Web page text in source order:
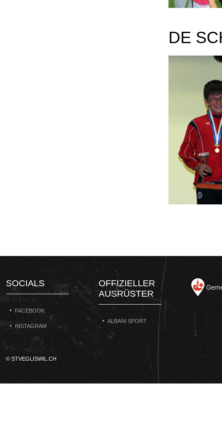
DE
SOCIALS
FACEBOOK
INSTAGRAM
OFFIZIELLER
AUSRÜSTER
ALBANI SPORT
© STVEGLISWIL.CH